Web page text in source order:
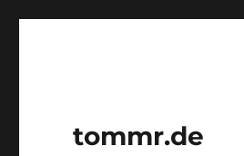
tommr.de